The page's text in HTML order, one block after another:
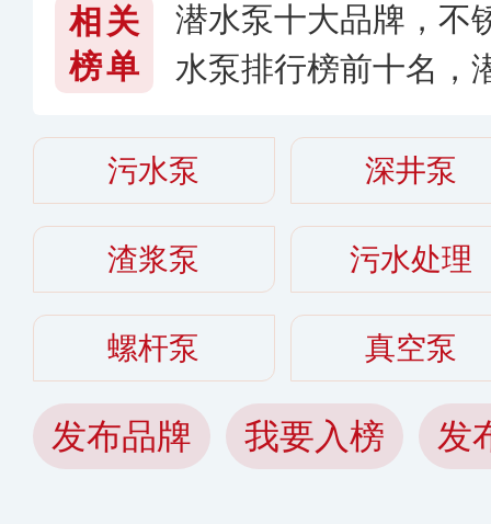
相关
榜单
潜水泵十大品牌，不
水泵排行榜前十名，
污水泵 深井泵
渣浆泵 污水处理
螺杆泵 真空泵
发布品牌 我要入榜 发